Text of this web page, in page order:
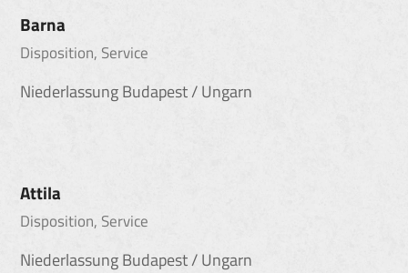
Barna
Disposition, Service
Niederlassung Budapest / Ungarn
Attila
Disposition, Service
Niederlassung Budapest / Ungarn